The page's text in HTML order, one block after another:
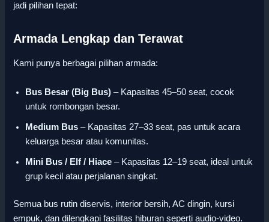
jadi pilihan tepat:
Armada Lengkap dan Terawat
Kami punya berbagai pilihan armada:
Bus Besar (Big Bus) – Kapasitas 45–50 seat, cocok
untuk rombongan besar.
Medium Bus – Kapasitas 27–33 seat, pas untuk acara
keluarga besar atau komunitas.
Mini Bus / Elf / Hiace – Kapasitas 12–19 seat, ideal untuk
grup kecil atau perjalanan singkat.
Semua bus rutin diservis, interior bersih, AC dingin, kursi
empuk, dan dilengkapi fasilitas hiburan seperti audio-video.